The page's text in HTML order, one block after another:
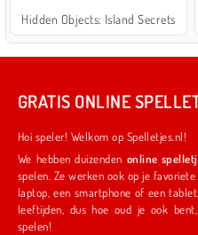
Hidden Objects: Island Secrets
GRATIS ONLINE
Hoi speler! Welkom op Spelletjes.nl!
We hebben duizenden online
spelen. Ze werken ook op je
laptop, een smartphone of een tablet. We hebben iets voor spelers van alle
leeftijden, dus hoe oud je ook bent, je vindt
spelen!